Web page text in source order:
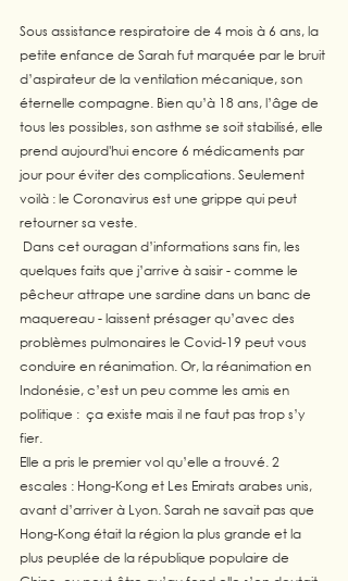
Sous assistance respiratoire de 4 mois à 6 ans, la
petite enfance de Sarah fut marquée par le bruit
d’aspirateur de la ventilation mécanique, son
éternelle compagne. Bien qu’à 18 ans, l’âge de
tous les possibles, son asthme se soit stabilisé, elle
prend aujourd'hui encore 6 médicaments par
jour pour éviter des complications. Seulement
voilà : le Coronavirus est une grippe qui peut
retourner sa veste.
quelques faits que j’arrive à saisir - comme le
pêcheur attrape une sardine dans un banc de
maquereau - laissent présager qu’avec des
problèmes pulmonaires le Covid-19 peut vous
conduire en réanimation. Or, la réanimation en
Indonésie, c’est un peu comme les amis en
politique :  ça existe mais il ne faut pas trop s’y
fier.
Elle a pris le premier vol qu’elle a trouvé. 2
escales : Hong-Kong et Les Emirats arabes unis,
avant d’arriver à Lyon. Sarah ne savait pas que
Hong-Kong était la région la plus grande et la
plus peuplée de la république populaire de